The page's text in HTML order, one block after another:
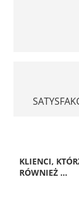
KLIENCI,
RÓWNIEŻ ...